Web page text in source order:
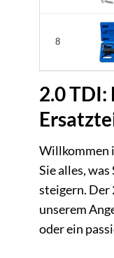
8
2.0 TDI:
Willkommen
Sie alles,
steigern. Der
unserem
oder ein